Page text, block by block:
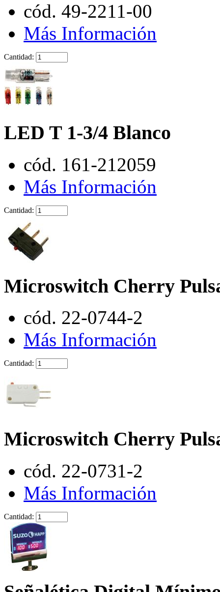
cód. 49-2211-00
Más Información
Cantidad:
LED T 1-3/4 Blanco
cód. 161-212059
Más Información
Cantidad:
Microswitch Cherry
cód. 22-0744-2
Más Información
Cantidad:
Microswitch Cherry
cód. 22-0731-2
Más Información
Cantidad: